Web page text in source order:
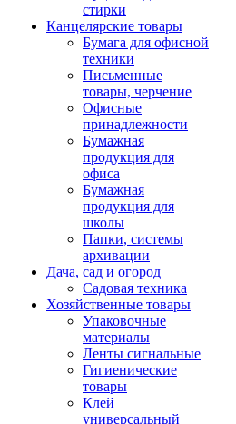
стирки
Канцелярские товары
Бумага для офисной
техники
Письменные
товары, черчение
Офисные
принадлежности
Бумажная
продукция для
офиса
Бумажная
продукция для
школы
Папки, системы
архивации
Дача, сад и огород
Садовая техника
Хозяйственные товары
Упаковочные
материалы
Ленты сигнальные
Гигиенические
товары
Клей
универсальный